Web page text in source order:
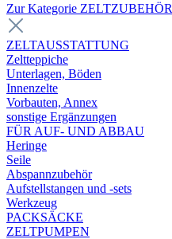
Zur Kategorie ZELTZUBEHÖR
ZELTAUSSTATTUNG
Zeltteppiche
Unterlagen, Böden
Innenzelte
Vorbauten, Annex
sonstige Ergänzungen
FÜR AUF- UND ABBAU
Heringe
Seile
Abspannzubehör
Aufstellstangen und -sets
Werkzeug
PACKSÄCKE
ZELTPUMPEN